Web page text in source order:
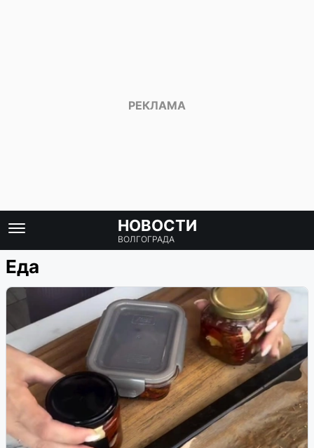
НОВОСТИ
ВОЛГОГРАДА
Еда